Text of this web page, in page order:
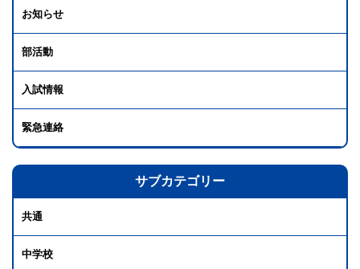
お知らせ
部活動
入試情報
緊急連絡
サブカテゴリー
共通
中学校